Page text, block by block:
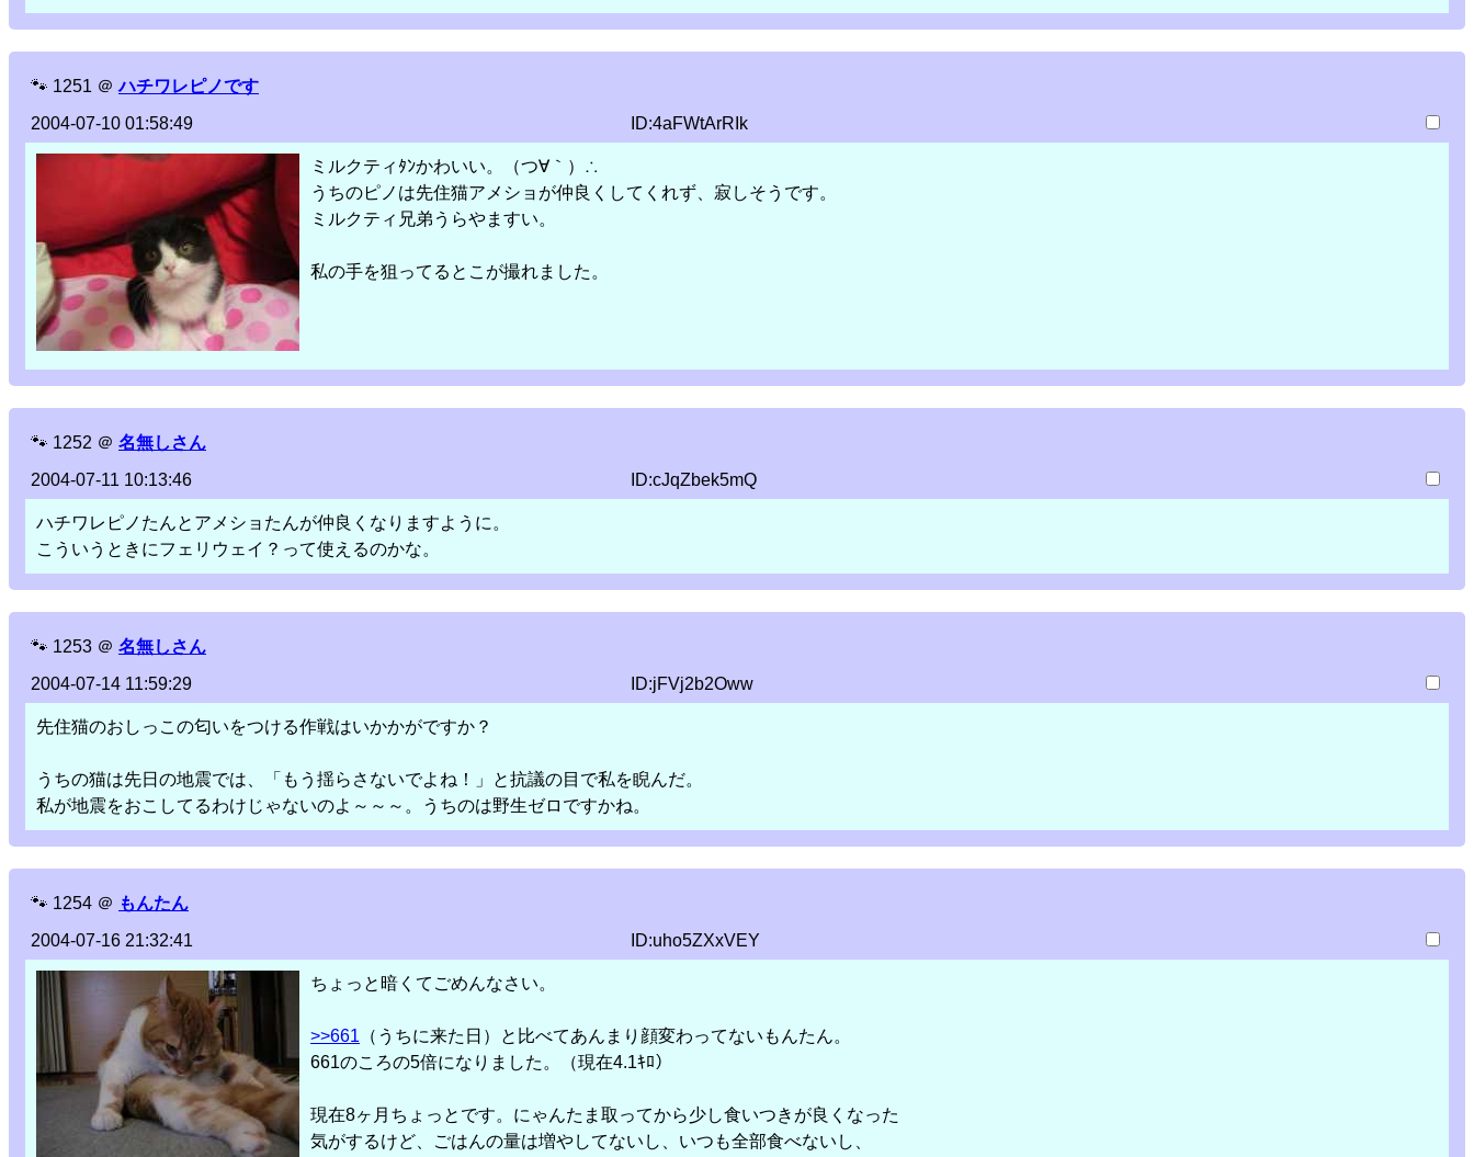
🐾 1251 ＠ ハチワレピノです
2004-07-10 01:58:49
ID:4aFWtArRIk
ミルクティﾀﾝかわいい。（つ∀｀）∴
うちのピノは先住猫アメショが仲良くしてくれず、寂しそうです。
ミルクティ兄弟うらやますい。
私の手を狙ってるとこが撮れました。
🐾 1252 ＠ 名無しさん
2004-07-11 10:13:46
ID:cJqZbek5mQ
ハチワレピノたんとアメショたんが仲良くなりますように。
こういうときにフェリウェイ？って使えるのかな。
🐾 1253 ＠ 名無しさん
2004-07-14 11:59:29
ID:jFVj2b2Oww
先住猫のおしっこの匂いをつける作戦はいかかがですか？
うちの猫は先日の地震では、「もう揺らさないでよね！」と抗議の目で私を睨んだ。
私が地震をおこしてるわけじゃないのよ～～～。うちのは野生ゼロですかね。
🐾 1254 ＠ もんたん
2004-07-16 21:32:41
ID:uho5ZXxVEY
ちょっと暗くてごめんなさい。
>>661 （うちに来た日）と比べてあんまり顔変わってないもんたん。
661のころの5倍になりました。（現在4.1ｷﾛ）
現在8ヶ月ちょっとです。にゃんたま取ってから少し食いつきが良くなった
気がするけど、ごはんの量は増やしてないし、いつも全部食べないし、